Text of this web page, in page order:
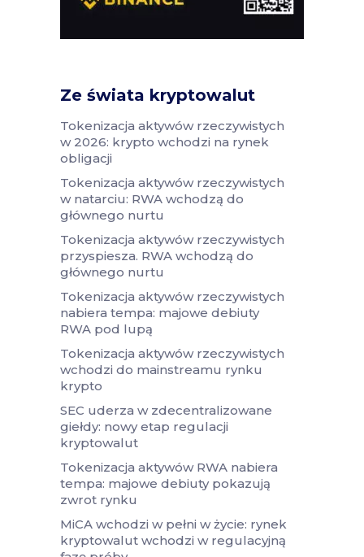
Ze świata kryptowalut
Tokenizacja aktywów rzeczywistych
w 2026: krypto wchodzi na rynek
obligacji
Tokenizacja aktywów rzeczywistych
w natarciu: RWA wchodzą do
głównego nurtu
Tokenizacja aktywów rzeczywistych
przyspiesza. RWA wchodzą do
głównego nurtu
Tokenizacja aktywów rzeczywistych
nabiera tempa: majowe debiuty
RWA pod lupą
Tokenizacja aktywów rzeczywistych
wchodzi do mainstreamu rynku
krypto
SEC uderza w zdecentralizowane
giełdy: nowy etap regulacji
kryptowalut
Tokenizacja aktywów RWA nabiera
tempa: majowe debiuty pokazują
zwrot rynku
MiCA wchodzi w pełni w życie: rynek
kryptowalut wchodzi w regulacyjną